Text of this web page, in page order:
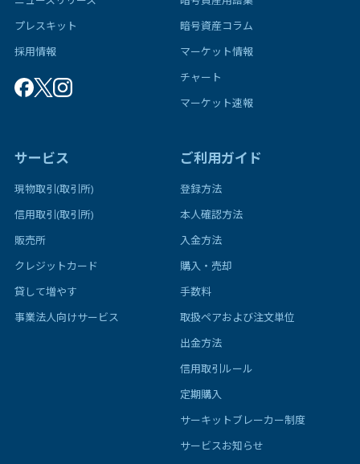
プレスキット
採用情報
暗号資産コラム
マーケット情報
チャート
マーケット速報
サービス
現物取引(取引所)
信用取引(取引所)
販売所
クレジットカード
貸して増やす
事業法人向けサービス
ご利用ガイド
登録方法
本人確認方法
入金方法
購入・売却
手数料
取扱ペアおよび注文単位
出金方法
信用取引ルール
定期購入
サーキットブレーカー制度
サービスお知らせ